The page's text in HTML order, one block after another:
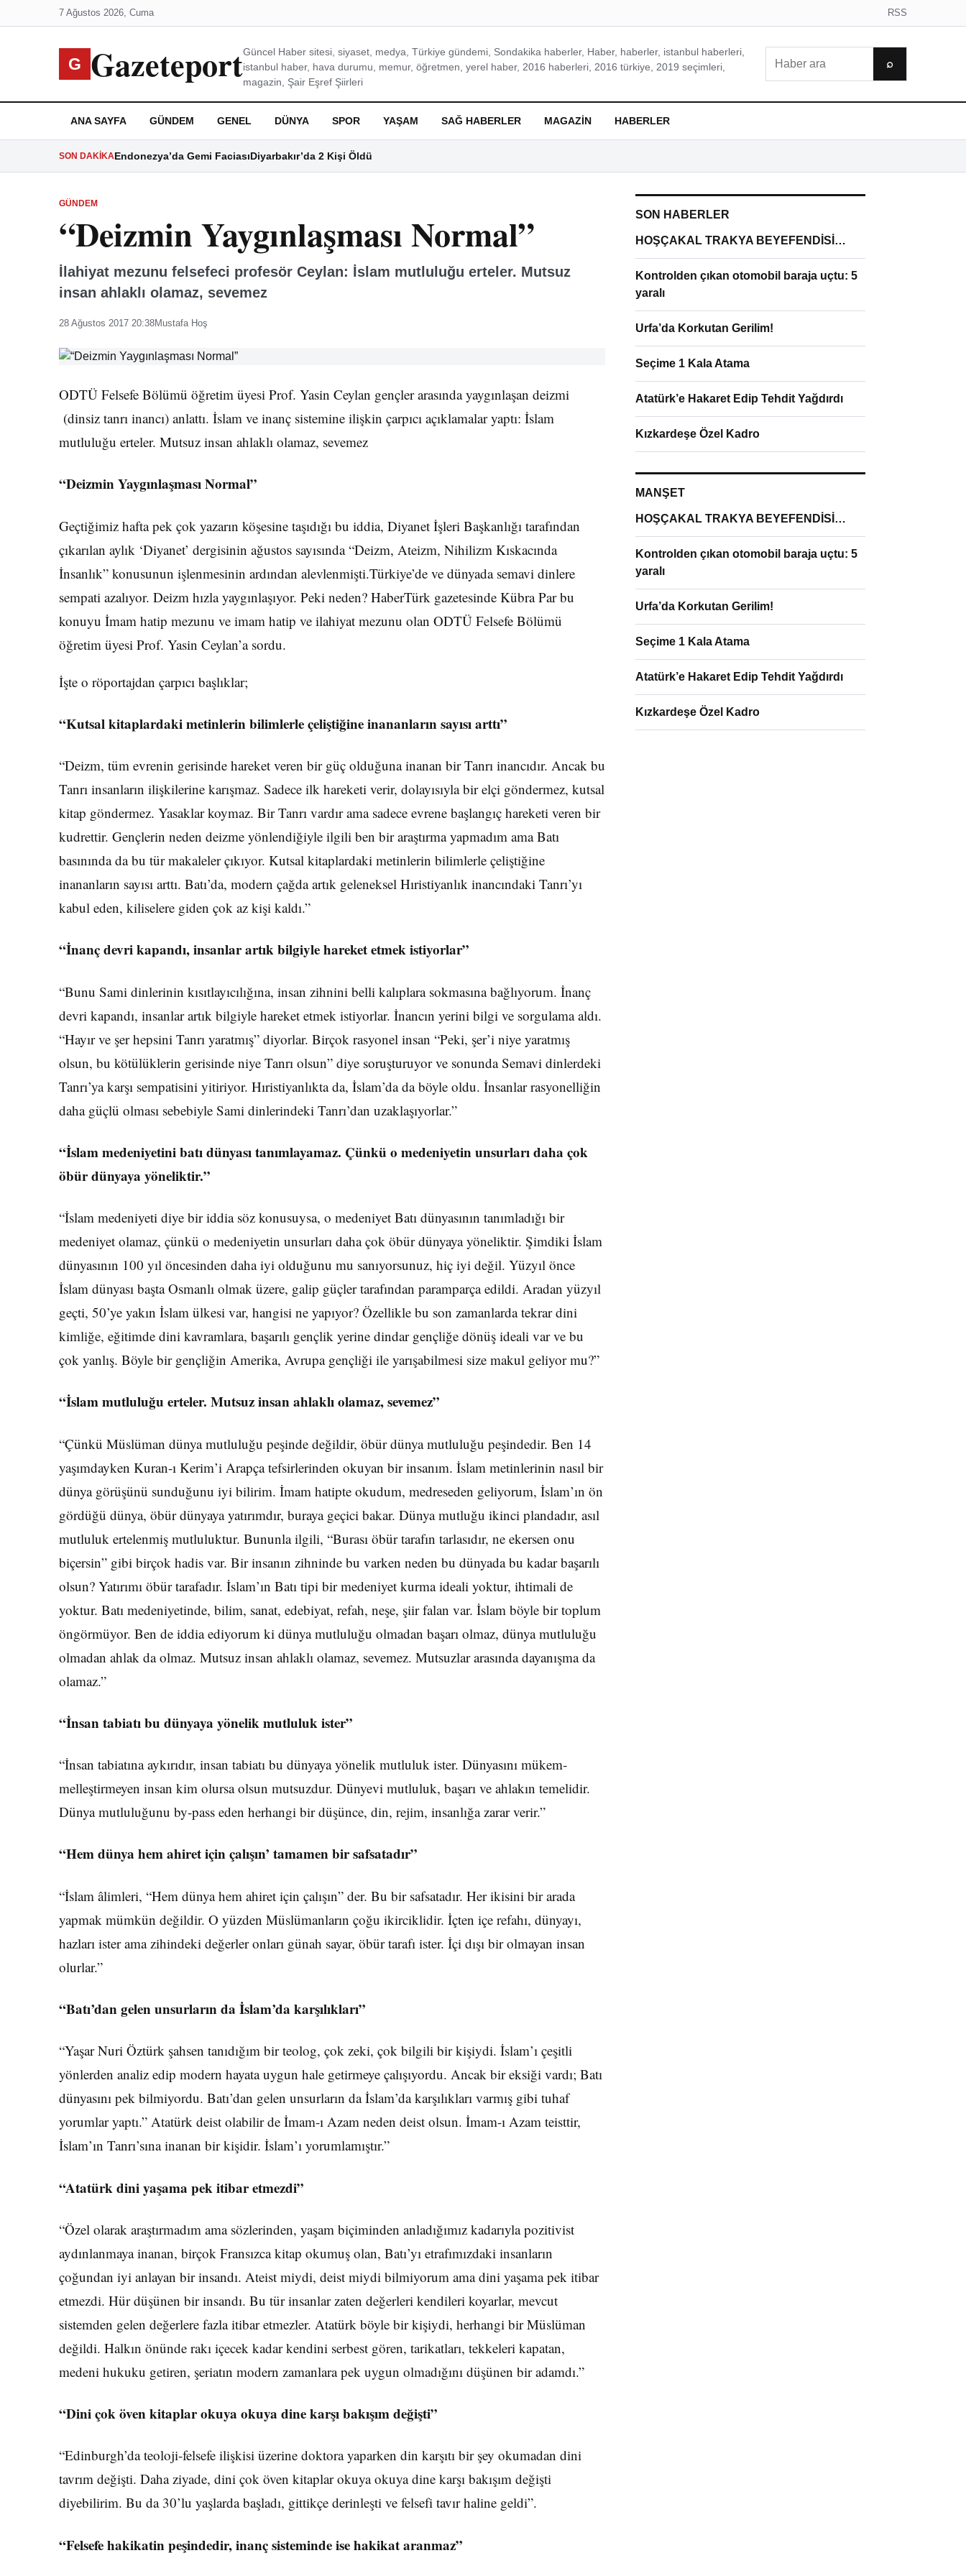
7 Ağustos 2026, Cuma RSS
G GazeteportGüncel Haber sitesi, siyaset, medya, Türkiye gündemi, Sondakika haberler, Haber, haberler, istanbul haberleri,
istanbul haber, hava durumu, memur, öğretmen, yerel haber, 2016 haberleri, 2016 türkiye, 2019 seçimleri,
magazin, Şair Eşref Şiirleri
⌕
ANA SAYFA GÜNDEM GENEL DÜNYA SPOR YAŞAM SAĞ HABERLER MAGAZIN HABERLER
SON DAKIKAEndonezya’da Gemi FaciasıDiyarbakır’da 2 Kişi Öldü
GÜNDEM
“Deizmin Yaygınlaşması Normal”
İlahiyat mezunu felsefeci profesör Ceylan: İslam mutluluğu erteler. Mutsuz
insan ahlaklı olamaz, seve­mez
28 Ağustos 2017 20:38Mustafa Hoş
ODTÜ Fel­sefe Bölümü öğretim üyesi Prof. Yasin Ceylan gençler arasında yaygınlaşan deizmi
(dinsiz tanrı inancı) anlattı. İslam ve inanç sistemine ilişkin çarpıcı açıklamalar yaptı: İslam
mutluluğu erteler. Mutsuz insan ahlaklı olamaz, seve­mez
“Deizmin Yaygınlaşması Normal”
Geçtiği­miz hafta pek çok yazarın köşesine taşıdığı bu iddia, Diyanet İşleri Başkanlığı tarafından
çıkarılan aylık ‘Diyanet’ dergisinin ağustos sayısında “Deizm, Ateizm, Nihi­lizm Kıskacında
İnsanlık” konu­sunun işlenmesinin ardından alevlenmişti.Türkiye’de ve dünyada semavi dinlere
sempati azalıyor. Deizm hızla yaygınlaşıyor. Peki neden? HaberTürk gazetesinde Kübra Par bu
konuyu İmam hatip mezunu ve imam hatip ve ilahiyat mezunu olan ODTÜ Fel­sefe Bölümü
öğretim üyesi Prof. Yasin Ceylan’a sordu.
İşte o röportajdan çarpıcı başlıklar;
“Kutsal kitap­lardaki metinlerin bilimlerle çeliştiğine inananların sayısı arttı”
“Deizm, tüm evrenin gerisinde hareket veren bir güç olduğuna inanan bir Tanrı inancıdır. Ancak bu
Tanrı insanların ilişkilerine karışmaz. Sadece ilk hareketi verir, dolayısıyla bir elçi göndermez, kut­sal
kitap göndermez. Yasaklar koymaz. Bir Tanrı vardır ama sadece evrene baş­langıç hareketi veren bir
kudrettir. Gençle­rin neden deizme yön­lendiğiyle ilgili ben bir araştırma yapmadım ama Batı
basınında da bu tür makaleler çıkıyor. Kutsal kitap­lardaki metinlerin bilimlerle çeliştiğine
inananların sayısı arttı. Batı’da, modern çağda artık geleneksel Hıris­tiyanlık inancındaki Tanrı’yı
kabul eden, kiliselere giden çok az kişi kaldı.”
“İnanç devri kapandı, insanlar artık bil­giyle hareket etmek istiyorlar”
“Bunu Sami dinlerinin kısıtlayı­cılığına, insan zihnini belli kalıp­lara sokmasına bağlıyorum. İnanç
devri kapandı, insanlar artık bil­giyle hareket etmek istiyorlar. İnancın yerini bilgi ve sorgulama aldı.
“Hayır ve şer hepsini Tanrı yaratmış” diyorlar. Birçok rasyo­nel insan “Peki, şer’i niye yaratmış
olsun, bu kötülüklerin gerisinde niye Tanrı olsun” diye soruşturu­yor ve sonunda Semavi dinlerdeki
Tanrı’ya karşı sempatisini yitiriyor. Hıristiyanlıkta da, İslam’da da böyle oldu. İnsanlar rasyonelliğin
daha güçlü olması sebebiyle Sami dinle­rindeki Tanrı’dan uzaklaşıyorlar.”
“İslam medeniyetini batı dünyası tanımlayamaz. Çünkü o medeniyetin unsurları daha çok
öbür dünyaya yöneliktir.”
“İslam medeniyeti diye bir iddia söz konusuysa, o medeni­yet Batı dünyasının tanımladığı bir
medeniyet olamaz, çünkü o medeniyetin unsurları daha çok öbür dünyaya yöneliktir. Şimdiki İslam
dünyasının 100 yıl öncesin­den daha iyi olduğunu mu sanı­yorsunuz, hiç iyi değil. Yüzyıl önce
İslam dünyası başta Osmanlı olmak üzere, galip güçler tarafın­dan paramparça edildi. Aradan yüz­yıl
geçti, 50’ye yakın İslam ülkesi var, hangisi ne yapıyor? Özellikle bu son zamanlarda tekrar dini
kim­liğe, eğitimde dini kavramlara, başarılı gençlik yerine dindar genç­liğe dönüş ideali var ve bu
çok yan­lış. Böyle bir gençliğin Amerika, Avrupa gençliği ile yarışabilmesi size makul geliyor mu?”
“İslam mutluluğu erteler. Mutsuz insan ahlaklı olamaz, seve­mez”
“Çünkü Müslüman dünya mut­luluğu peşinde değildir, öbür dünya mutlu­luğu peşindedir. Ben 14
yaşımdayken Kuran-ı Kerim’i Arapça tefsirle­rinden okuyan bir insa­nım. İslam metinlerinin nasıl bir
dünya görü­şünü sunduğunu iyi bilirim. İmam hatipte okudum, medreseden geliyorum, İslam’ın ön
gördüğü dünya, öbür dünyaya yatırımdır, buraya geçici bakar. Dünya mutluğu ikinci plandadır, asıl
mutluluk ertelenmiş mutluluktur. Bununla ilgili, “Burası öbür tarafın tarlası­dır, ne ekersen onu
biçersin” gibi birçok hadis var. Bir insanın zih­ninde bu varken neden bu dünyada bu kadar başarılı
olsun? Yatırımı öbür tarafadır. İslam’ın Batı tipi bir medeniyet kurma ideali yoktur, ihtimali de
yoktur. Batı medeniye­tinde, bilim, sanat, edebiyat, refah, neşe, şiir falan var. İslam böyle bir toplum
öngörmüyor. Ben de iddia ediyorum ki dünya mutluluğu olmadan başarı olmaz, dünya mut­luluğu
olmadan ahlak da olmaz. Mutsuz insan ahlaklı olamaz, seve­mez. Mutsuzlar arasında dayanışma da
olamaz.”
“İnsan tabiatı bu dünyaya yönelik mutluluk ister”
“İnsan tabiatına aykırıdır, insan tabiatı bu dünyaya yönelik mut­luluk ister. Dünyasını mükem­
melleştirmeyen insan kim olursa olsun mutsuzdur. Dünyevi mut­luluk, başarı ve ahlakın temelidir.
Dünya mutluluğunu by-pass eden herhangi bir düşünce, din, rejim, insanlığa zarar verir.”
“Hem dünya hem ahiret için çalışın’ tamamen bir safsatadır”
“İslam âlimleri, “Hem dünya hem ahiret için çalışın” der. Bu bir safsatadır. Her ikisini bir arada
yapmak mümkün değildir. O yüzden Müslümanların çoğu ikir­ciklidir. İçten içe refahı, dünyayı,
hazları ister ama zihindeki değerler onları günah sayar, öbür tarafı ister. İçi dışı bir olmayan insan
olurlar.”
“Batı’dan gelen unsurların da İslam’da karşılıkları”
“Yaşar Nuri Öztürk şahsen tanıdı­ğım bir teolog, çok zeki, çok bilgili bir kişiydi. İslam’ı çeşitli
yönlerden analiz edip modern hayata uygun hale getir­meye çalışıyordu. Ancak bir eksiği vardı; Batı
dünyasını pek bilmiyordu. Batı’dan gelen unsurların da İslam’da karşılıkları varmış gibi tuhaf
yorum­lar yaptı.” Atatürk deist olabilir de İmam-ı Azam neden deist olsun. İmam-ı Azam teisttir,
İslam’ın Tan­rı’sına inanan bir kişidir. İslam’ı yorum­lamıştır.”
“Atatürk dini yaşama pek itibar etmezdi”
“Özel olarak araştırmadım ama sözlerinden, yaşam biçiminden anladığımız kadarıyla pozitivist
aydınlanmaya inanan, birçok Fransızca kitap okumuş olan, Batı’yı etrafımızdaki insanların
çoğundan iyi anlayan bir insandı. Ateist miydi, deist miydi bilmiyorum ama dini yaşama pek itibar
etmezdi. Hür düşünen bir insandı. Bu tür insanlar zaten değerleri kendileri koyarlar, mevcut
sistemden gelen değerlere fazla itibar etmezler. Atatürk böyle bir kişiydi, herhangi bir Müslüman
değildi. Halkın önünde rakı içecek kadar kendini serbest gören, tarikatları, tekkeleri kapatan,
medeni hukuku getiren, şeriatın modern zamanlara pek uygun olmadığını düşünen bir adamdı.”
“Dini çok öven kitaplar okuya okuya dine karşı bakışım değişti”
“Edinburgh’da teoloji-felsefe ilişkisi üzerine doktora yaparken din karşıtı bir şey okumadan dini
tavrım değişti. Daha ziyade, dini çok öven kitaplar okuya okuya dine karşı bakışım değişti
diyebilirim. Bu da 30’lu yaşlarda başladı, git­tikçe derinleşti ve felsefi tavır haline geldi”.
“Felsefe hakikatin peşindedir, inanç sisteminde ise hakikat aranmaz”
SON HABERLER
HOŞÇAKAL TRAKYA BEYEFENDİSİ…
Kontrolden çıkan otomobil baraja uçtu: 5
yaralı
Urfa’da Korkutan Gerilim!
Seçime 1 Kala Atama
Atatürk’e Hakaret Edip Tehdit Yağdırdı
Kızkardeşe Özel Kadro
MANŞET
HOŞÇAKAL TRAKYA BEYEFENDİSİ…
Kontrolden çıkan otomobil baraja uçtu: 5
yaralı
Urfa’da Korkutan Gerilim!
Seçime 1 Kala Atama
Atatürk’e Hakaret Edip Tehdit Yağdırdı
Kızkardeşe Özel Kadro